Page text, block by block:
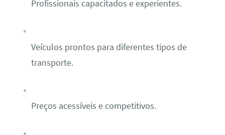
Profissionais capacitados e experientes.
Veículos prontos para diferentes tipos de
transporte.
Preços acessíveis e competitivos.